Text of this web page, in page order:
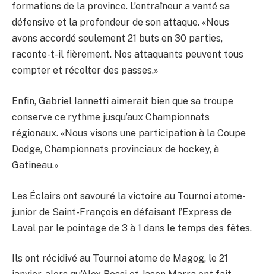
formations de la province. L’entraîneur a vanté sa
défensive et la profondeur de son attaque. «Nous
avons accordé seulement 21 buts en 30 parties,
raconte-t-il fièrement. Nos attaquants peuvent tous
compter et récolter des passes.»
Enfin, Gabriel Iannetti aimerait bien que sa troupe
conserve ce rythme jusqu’aux Championnats
régionaux. «Nous visons une participation à la Coupe
Dodge, Championnats provinciaux de hockey, à
Gatineau.»
Les Éclairs ont savouré la victoire au Tournoi atome-
junior de Saint-François en défaisant l’Express de
Laval par le pointage de 3 à 1 dans le temps des fêtes.
Ils ont récidivé au Tournoi atome de Magog, le 21